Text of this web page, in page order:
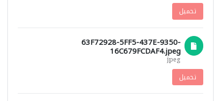
تحميل
63F72928-5FF5-437E-9350-
16C679FCDAF4.jpeg
jpeg
تحميل